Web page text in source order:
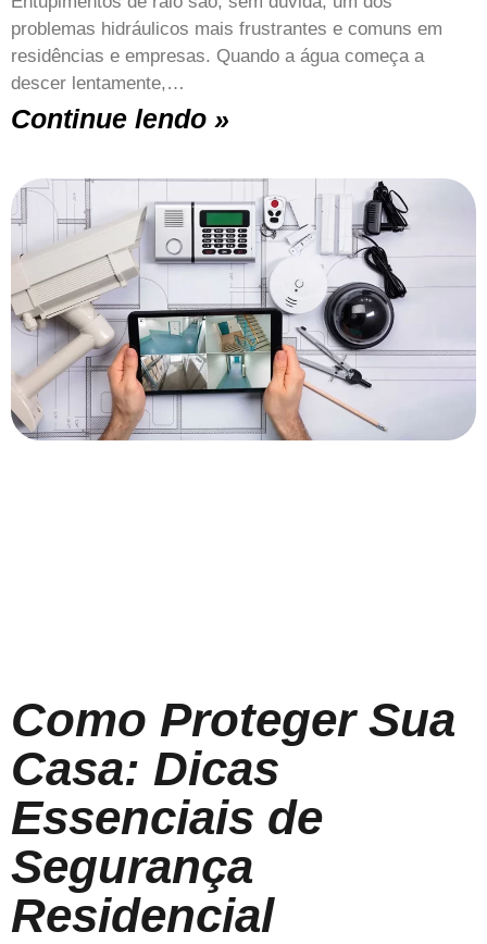
problemas hidráulicos mais frustrantes e comuns em
residências e empresas. Quando a água começa a
descer lentamente,…
Continue lendo »
Como Proteger Sua
Casa: Dicas
Essenciais de
Segurança
Residencial